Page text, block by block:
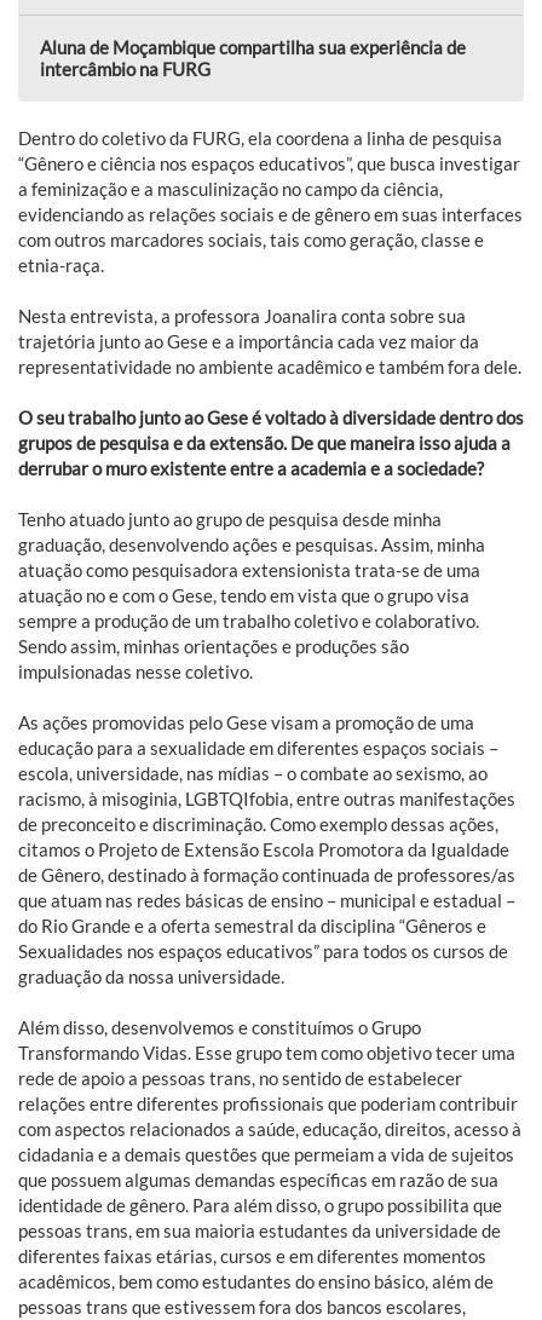
Aluna de Moçambique compartilha sua experiência de
intercâmbio na FURG
Dentro do coletivo da FURG, ela coordena a linha de pesquisa
“Gênero e ciência nos espaços educativos”, que busca investigar
a feminização e a masculinização no campo da ciência,
evidenciando as relações sociais e de gênero em suas interfaces
com outros marcadores sociais, tais como geração, classe e
etnia-raça.
Nesta entrevista, a professora Joanalira conta sobre sua
trajetória junto ao Gese e a importância cada vez maior da
representatividade no ambiente acadêmico e também fora dele.
O seu trabalho junto ao Gese é voltado à diversidade dentro dos
grupos de pesquisa e da extensão. De que maneira isso ajuda a
derrubar o muro existente entre a academia e a sociedade?
Tenho atuado junto ao grupo de pesquisa desde minha
graduação, desenvolvendo ações e pesquisas. Assim, minha
atuação como pesquisadora extensionista trata-se de uma
atuação no e com o Gese, tendo em vista que o grupo visa
sempre a produção de um trabalho coletivo e colaborativo.
Sendo assim, minhas orientações e produções são
impulsionadas nesse coletivo.
As ações promovidas pelo Gese visam a promoção de uma
educação para a sexualidade em diferentes espaços sociais –
escola, universidade, nas mídias – o combate ao sexismo, ao
racismo, à misoginia, LGBTQIfobia, entre outras manifestações
de preconceito e discriminação. Como exemplo dessas ações,
citamos o Projeto de Extensão Escola Promotora da Igualdade
de Gênero, destinado à formação continuada de professores/as
que atuam nas redes básicas de ensino – municipal e estadual –
do Rio Grande e a oferta semestral da disciplina “Gêneros e
Sexualidades nos espaços educativos” para todos os cursos de
graduação da nossa universidade.
Além disso, desenvolvemos e constituímos o Grupo
Transformando Vidas. Esse grupo tem como objetivo tecer uma
rede de apoio a pessoas trans, no sentido de estabelecer
relações entre diferentes profissionais que poderiam contribuir
com aspectos relacionados a saúde, educação, direitos, acesso à
cidadania e a demais questões que permeiam a vida de sujeitos
que possuem algumas demandas específicas em razão de sua
identidade de gênero. Para além disso, o grupo possibilita que
pessoas trans, em sua maioria estudantes da universidade de
diferentes faixas etárias, cursos e em diferentes momentos
acadêmicos, bem como estudantes do ensino básico, além de
pessoas trans que estivessem fora dos bancos escolares,